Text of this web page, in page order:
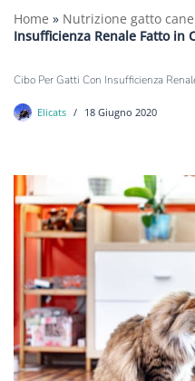
Home » Nutrizione gatto cane
Insufficienza Renale Fatto in
Cibo Per Gatti Con Insufficienza
Elicats 18 Giugno 2020